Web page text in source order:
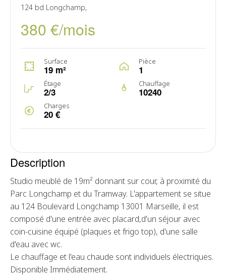
124 bd Longchamp,
380 €/mois
Surface
19 m²
Pièce
1
Étage
2/3
Chauffage
10240
Charges
20 €
Description
Studio meublé de 19m² donnant sur cour, à proximité du
Parc Longchamp et du Tramway. L'appartement se situe
au 124 Boulevard Longchamp 13001 Marseille, il est
composé d'une entrée avec placard,d'un séjour avec
coin-cuisine équipé (plaques et frigo top), d'une salle
d'eau avec wc.
Le chauffage et l'eau chaude sont individuels électriques.
Disponible Immédiatement.